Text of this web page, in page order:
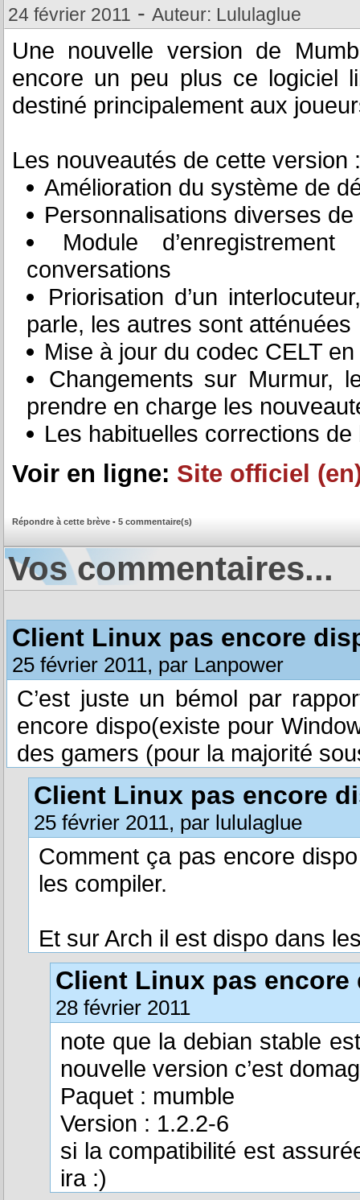
24 février 2011 - Auteur: Lululaglue
Une nouvelle version de
encore un peu plus ce logiciel
destiné principalement aux
Les nouveautés de cette version :
Amélioration du système de
Personnalisations diverses
Module
conversations
Priorisation d’un
parle, les autres sont atténuées
Mise à jour du codec CELT
Changements sur Murmur,
prendre en charge les
Les habituelles corrections de
Voir en ligne: Site officiel
Répondre à cette brève - 5 commentaire(s)
Vos commentaires...
Client Linux pas encore
25 février 2011, par Lanpower
C’est juste un bémol par
encore dispo(existe pour
des gamers (pour la majorité
Client Linux pas encore
25 février 2011, par lululaglue
Comment ça pas encore
les compiler.
Et sur Arch il est dispo dans
Client Linux pas encore
28 février 2011
note que la debian stable
nouvelle version c’est
Paquet : mumble
Version : 1.2.2-6
si la compatibilité est
ira :)